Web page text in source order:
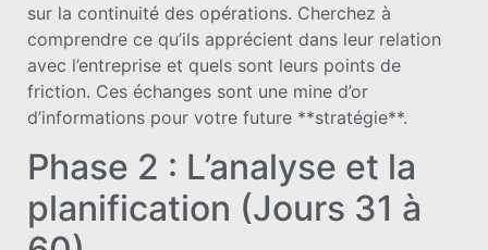
sur la continuité des opérations. Cherchez à
comprendre ce qu’ils apprécient dans leur relation
avec l’entreprise et quels sont leurs points de
friction. Ces échanges sont une mine d’or
d’informations pour votre future **stratégie**.
Phase 2 : L’analyse et la
planification (Jours 31 à